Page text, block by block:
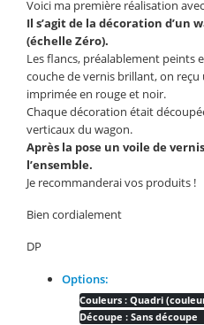
Voici ma première réalisation
Il s’agit de la décoration d’un
(échelle Zéro).
Les flancs, préalablement peints
couche de vernis brillant, on
imprimée en rouge et noir.
Chaque décoration était
verticaux du wagon.
Après la pose un voile de
l’ensemble.
Je recommanderai vos produits !
Bien cordialement
DP
Options:
Couleurs : Quadri
Découpe : Sans découpe